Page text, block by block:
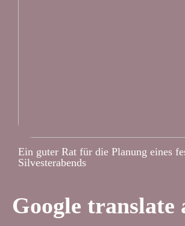
Ein guter Rat für die Planung eines
Silvesterabends
Google translate